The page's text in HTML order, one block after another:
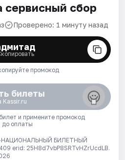
сервисный сбор
Проверено: 1 минуту назад
промокод
билеты
Kassir.ru
и примените промокод
до оплаты
НАЦИОНАЛЬНЫЙ БИЛЕТНЫЙ
erid: 25H8d7vbP8SRTvHZrUcdLB.